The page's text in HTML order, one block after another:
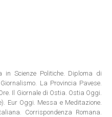
in Scienze Politiche. Diploma di
La Provincia Pavese.
Il Giornale di Ostia. Ostia Oggi.
Eur Oggi. Messa e Meditazione.
Corrispondenza Romana.